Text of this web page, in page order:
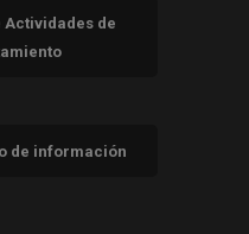
Actividades de
de información